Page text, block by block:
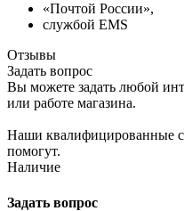
«Почтой России»,
службой EMS
Отзывы
Задать вопрос
Вы можете задать любой
или работе магазина.
Наши квалифицированные
помогут.
Наличие
Задать вопрос